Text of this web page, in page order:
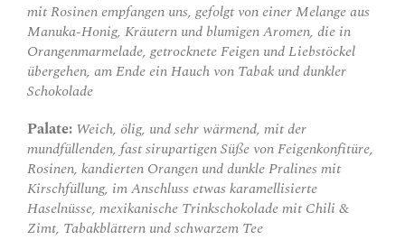
mit Rosinen empfangen uns, gefolgt von einer Melange aus
Manuka-Honig, Kräutern und blumigen Aromen, die in
Orangenmarmelade, getrocknete Feigen und Liebstöckel
übergehen, am Ende ein Hauch von Tabak und dunkler
Schokolade
Palate: Weich, ölig, und sehr wärmend, mit der
mundfüllenden, fast sirupartigen Süße von Feigenkonfitüre,
Rosinen, kandierten Orangen und dunkle Pralines mit
Kirschfüllung, im Anschluss etwas karamellisierte
Haselnüsse, mexikanische Trinkschokolade mit Chili &
Zimt, Tabakblättern und schwarzem Tee